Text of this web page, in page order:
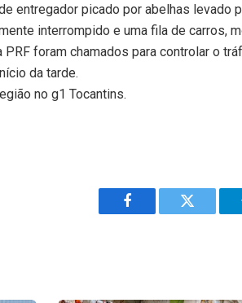
entregador picado por abelhas levado
interrompido e uma fila de carros,
foram chamados para controlar o
da tarde.
no g1 Tocantins.
Facebook Twitter